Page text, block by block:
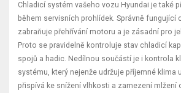
Chladicí systém vašeho vozu Hyundai je také
během servisních prohlídek. Správně fungující
zabraňuje přehřívání motoru a je zásadní pro
Proto se pravidelně kontroluje stav chladicí
spojů a hadic. Nedílnou součástí je i kontrola
systému, který nejenže udržuje příjemné klima
přispívá ke snížení vlhkosti a zamezení mlžení